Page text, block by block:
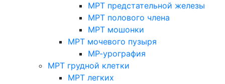
МРТ предстательной железы
МРТ полового члена
МРТ мошонки
МРТ мочевого пузыря
МР-урография
МРТ грудной клетки
МРТ легких